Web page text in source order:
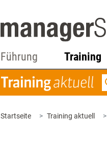
Führung Training
Startseite Training aktuell